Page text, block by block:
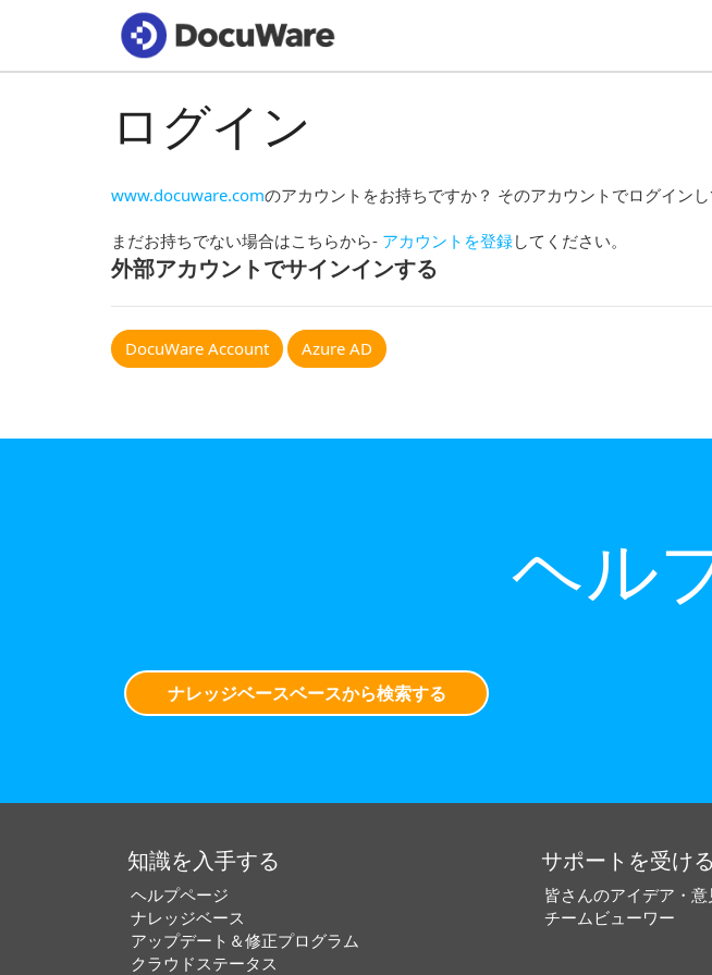
ログイン
www.docuware.comのアカウントをお持ちですか？ そのアカウントでログインし
まだお持ちでない場合はこちらから- アカウントを登録してください。
外部アカウントでサインインする
DocuWare Account Azure AD
ヘル
ナレッジベースベースから検索する
知識を入手する
ヘルプページ
ナレッジベース
アップデート＆修正プログラム
クラウドステータス
サポートを受ける
皆さんのアイデア・意
チームビューワー